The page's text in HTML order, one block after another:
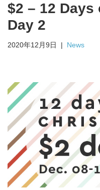
ス
キ
プ
$2 – 12 Days
Day 2
2020年12月9日 News